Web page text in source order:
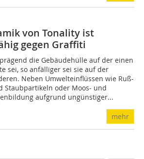
von Tonality ist
gegen Graffiti
die Gebäudehülle auf der einen
sei, so anfälliger sei sie auf der
Neben Umwelteinflüssen wie Ruß-
Staubpartikeln oder Moos- und
aufgrund ungünstiger...
mehr